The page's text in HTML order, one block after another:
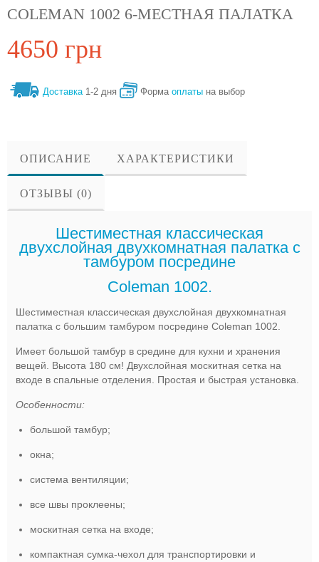
COLEMAN 1002 6-МЕСТНАЯ ПАЛАТКА
4650 грн
Доставка1-2 дня Форма оплаты на выбор
ОПИСАНИЕ ХАРАКТЕРИСТИКИ
ОТЗЫВЫ (0)
Шестиместная классическая
двухслойная двухкомнатная палатка с
тамбуром посредине
Coleman 1002.
Шестиместная классическая двухслойная двухкомнатная
палатка с большим тамбуром посредине Coleman 1002.
Имеет большой тамбур в средине для кухни и хранения
вещей. Высота 180 см! Двухслойная москитная сетка на
входе в спальные отделения. Простая и быстрая установка.
Особенности:
большой тамбур;
окна;
система вентиляции;
все швы проклеены;
москитная сетка на входе;
компактная сумка-чехол для транспортировки и